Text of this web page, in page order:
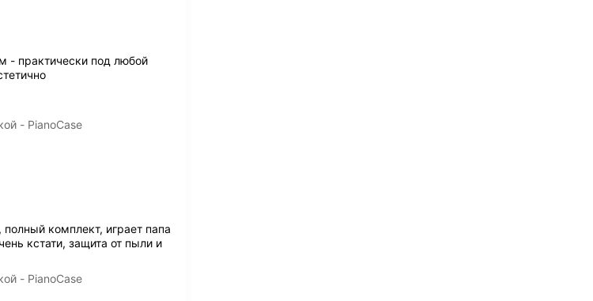
- практически под любой
- PianoCase
комплект, играет папа
кстати, защита от пыли и
- PianoCase